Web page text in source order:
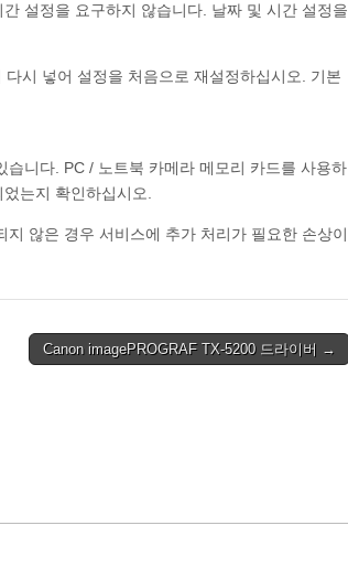
설정을 요구하지 않습니다. 날짜 및 시간 설정을
시 넣어 설정을 처음으로 재설정하십시오. 기본
니다. PC / 노트북 카메라 메모리 카드를 사용하
는지 확인하십시오.
않은 경우 서비스에 추가 처리가 필요한 손상이
Canon imagePROGRAF TX-5200 드라이버 →